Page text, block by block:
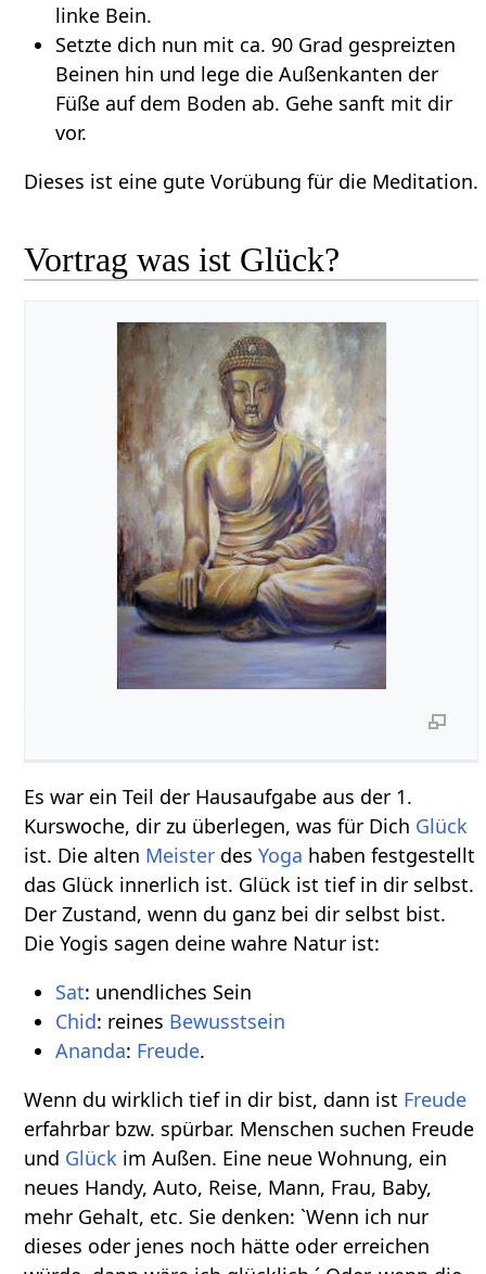
linke Bein.
Setzte dich nun mit ca. 90 Grad gespreizten
Beinen hin und lege die Außenkanten der
Füße auf dem Boden ab. Gehe sanft mit dir
vor.
Dieses ist eine gute Vorübung für die Meditation.
Vortrag was ist Glück?
Es war ein Teil der Hausaufgabe aus der 1.
Kurswoche, dir zu überlegen, was für Dich Glück
ist. Die alten Meister desYoga haben festgestellt
das Glück innerlich ist. Glück ist tief in dir selbst.
Der Zustand, wenn du ganz bei dir selbst bist.
Die Yogis sagen deine wahre Natur ist:
Sat: unendliches Sein
Chid: reines Bewusstsein
Ananda: Freude.
Wenn du wirklich tief in dir bist, dann ist Freude
erfahrbar bzw. spürbar. Menschen suchen Freude
und Glück im Außen. Eine neue Wohnung, ein
neues Handy, Auto, Reise, Mann, Frau, Baby,
mehr Gehalt, etc. Sie denken: `Wenn ich nur
dieses oder jenes noch hätte oder erreichen